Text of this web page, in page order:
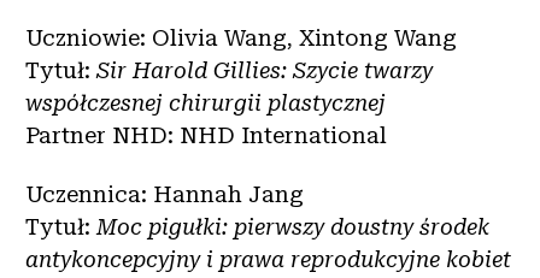
Uczniowie: Olivia Wang, Xintong Wang
Tytuł: Sir Harold Gillies: Szycie twarzy
współczesnej chirurgii plastycznej
Partner NHD: NHD International
Uczennica: Hannah Jang
Tytuł:Moc pigułki: pierwszy doustny środek
antykoncepcyjny i prawa reprodukcyjne kobiet